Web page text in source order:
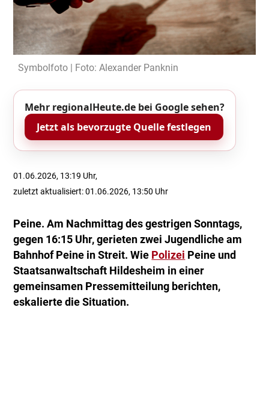
Symbolfoto | Foto: Alexander Panknin
Mehr regionalHeute.de bei Google sehen?
Jetzt als bevorzugte Quelle festlegen
01.06.2026, 13:19 Uhr,
zuletzt aktualisiert: 01.06.2026, 13:50 Uhr
Peine. Am Nachmittag des gestrigen Sonntags,
gegen 16:15 Uhr, gerieten zwei Jugendliche am
Bahnhof Peine in Streit. Wie Polizei Peine und
Staatsanwaltschaft Hildesheim in einer
gemeinsamen Pressemitteilung berichten,
eskalierte die Situation.